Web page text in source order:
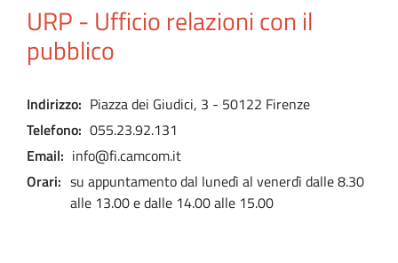
URP - Ufficio relazioni con il
pubblico
Indirizzo Piazza dei Giudici, 3 - 50122 Firenze
Telefono 055.23.92.131
Email
info@fi.camcom.it
Orari
su appuntamento dal lunedì al venerdì dalle 8.30
alle 13.00 e dalle 14.00 alle 15.00